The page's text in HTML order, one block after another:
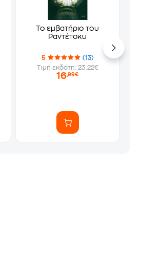
Το εμβατήριο του
Ραντέτσκυ
5
(13)
Τιμή εκδότη: 23.22€
16,99€